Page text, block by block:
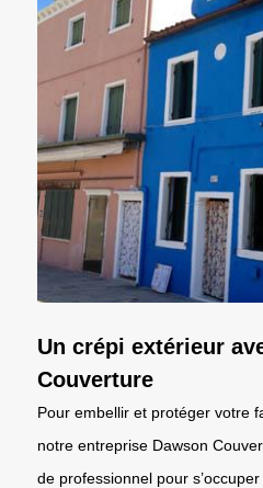
Un crépi extérieur
Couverture
Pour embellir et protéger votre
notre entreprise Dawson
de professionnel pour s’occuper